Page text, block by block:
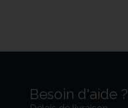
Besoin d'aide ?